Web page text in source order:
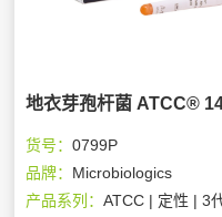
地衣芽孢杆菌 ATCC®
货号：0799P
品牌： Microbiologics
产品系列：ATCC | 定性 | 3